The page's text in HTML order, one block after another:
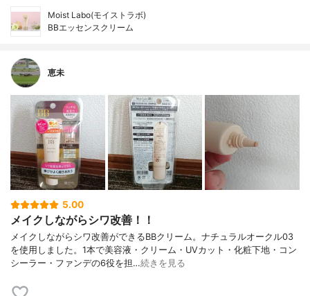
Moist Labo(モイストラボ)
BBエッセンスクリーム
恵未
5.00
メイクしながらシワ改善！！
メイクしながらシワ改善ができるBBクリーム。ナチュラルオークル03
を使用しました。1本で美容液・クリーム・UVカット・化粧下地・コン
シーラー・ファンデの6役を担…続きを見る